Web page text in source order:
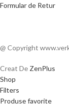
Formular de Retur
@ Copyright
Creat De ZenPlus
Shop
Filters
Produse favorite